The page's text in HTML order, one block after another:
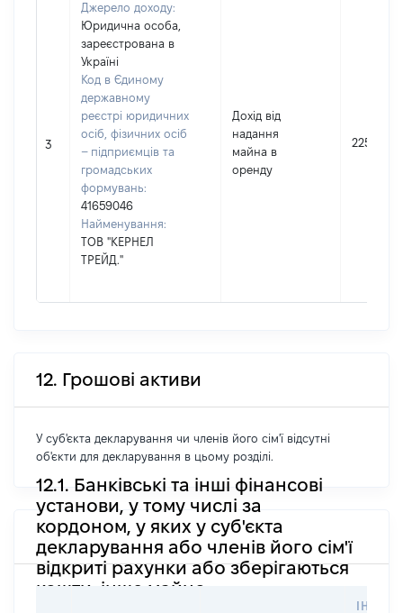
3
Джерело доходу:
Юридична особа,
зареєстрована в
Україні
Код в Єдиному
державному
реєстрі юридичних
осіб, фізичних осіб
– підприємців та
громадських
формувань:
41659046
Найменування:
ТОВ "КЕРНЕЛ
ТРЕЙД."
Дохід від
надання
майна в
оренду
22540
12. Грошові активи
У суб'єкта декларування чи членів його сім'ї відсутні
об'єкти для декларування в цьому розділі.
12.1. Банківські та інші фінансові
установи, у тому числі за
кордоном, у яких у суб'єкта
декларування або членів його сім'ї
відкриті рахунки або зберігаються
кошти, інше майно